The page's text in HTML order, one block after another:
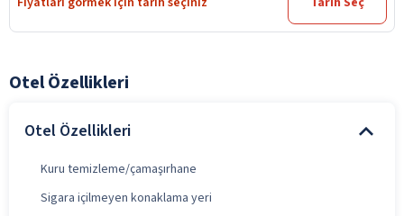
Otel Özellikleri
Otel Özellikleri
Kuru temizleme/çamaşırhane
Sigara içilmeyen konaklama yeri